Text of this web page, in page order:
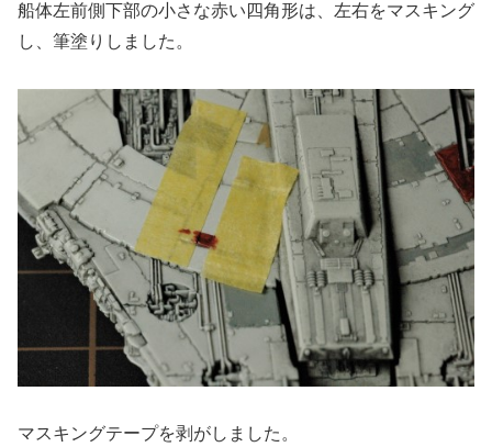
船体左前側下部の小さな赤い四角形は、左右をマスキング
し、筆塗りしました。
マスキングテープを剥がしました。